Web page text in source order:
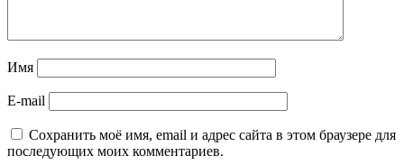
Имя
E-mail
Сохранить моё имя, email и адрес сайта в этом браузере для
последующих моих комментариев.